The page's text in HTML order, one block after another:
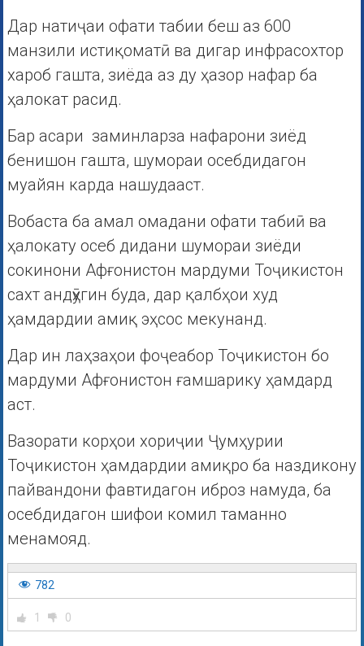
Дар натиҷаи офати табии беш аз 600
манзили истиқоматӣ ва дигар инфрасохтор
хароб гашта, зиёда аз ду ҳазор нафар ба
ҳалокат расид.
Бар асари заминларза нафарони зиёд
бенишон гашта, шумораи осебдидагон
муайян карда нашудааст.
Вобаста ба амал омадани офати табиӣ ва
ҳалокату осеб дидани шумораи зиёди
сокинони Афғонистон мардуми Тоҷикистон
сахт андӯҳгин буда, дар қалбҳои худ
ҳамдардии амиқ эҳсос мекунанд.
Дар ин лаҳзаҳои фоҷеабор Тоҷикистон бо
мардуми Афғонистон ғамшарику ҳамдард
аст.
Вазорати корҳои хориҷии Ҷумҳурии
Тоҷикистон ҳамдардии амиқро ба наздикону
пайвандони фавтидагон иброз намуда, ба
осебдидагон шифои комил таманно
менамояд.
782
1 0